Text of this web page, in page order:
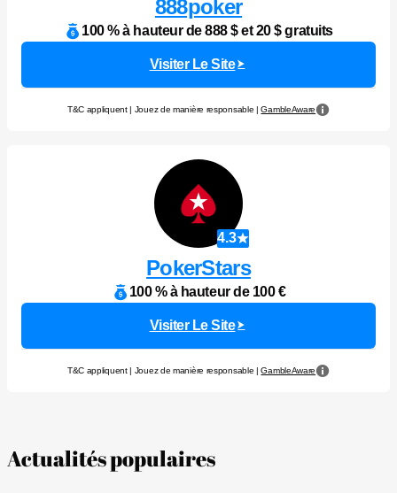
888poker
100 % à hauteur de 888 $ et 20 $ gratuits
Visiter Le Site
T&C appliquent | Jouez de manière responsable |GambleAware
4.3
PokerStars
100 % à hauteur de 100 €
Visiter Le Site
T&C appliquent | Jouez de manière responsable |GambleAware
Actualités populaires